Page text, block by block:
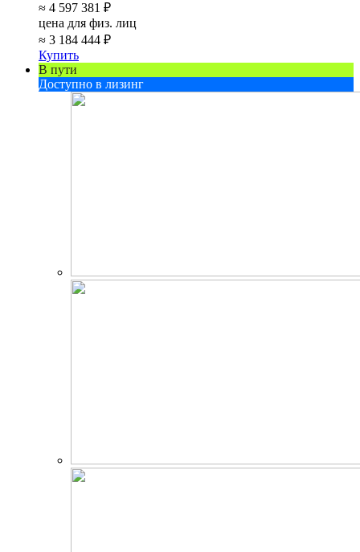
≈ 4 597 381 ₽
цена для физ. лиц
≈ 3 184 444 ₽
Купить
В пути
Доступно в лизинг